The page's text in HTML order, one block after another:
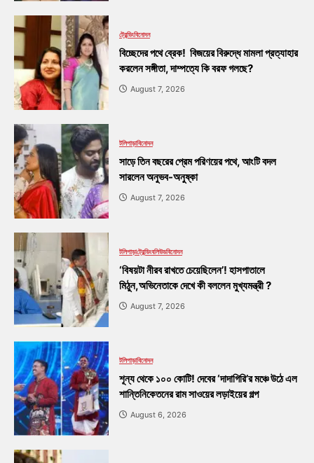
ট্রেন্ডিংবিনোদন
বিচ্ছেদের পথে ব্রেক! বিজয়ের বিরুদ্ধে মামলা প্রত্যাহার
করলেন সঙ্গীতা, দাম্পত্যে কি বরফ গলছে?
August 7, 2026
টলিপাড়াবিনোদন
সাড়ে তিন বছরের প্রেম পরিণয়ের পথে, আংটি বদল
সারলেন অনুভব-অনুষ্কা
August 7, 2026
টলিপাড়াট্রেন্ডিংবলিউডবিনোদন
‘বিষয়টা নীরব রাখতে চেয়েছিলেন’! হাসপাতালে
মিঠুন,অভিনেতাকে দেখে কী বললেন মুখ্যমন্ত্রী ?
August 7, 2026
টলিপাড়াবিনোদন
শূন্য থেকে ১০০ কোটি! দেবের ‘দাদাগিরি’র মঞ্চে উঠে এল
শান্তিনিকেতনের রাম সাওয়ের লড়াইয়ের গল্প
August 6, 2026